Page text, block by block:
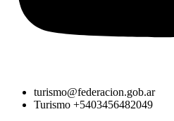
turismo@federacion.gob.ar
Turismo +5403456482049